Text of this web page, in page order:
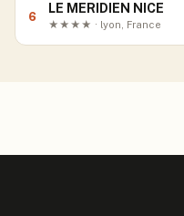
6
LE MERIDIEN NICE
★★★★ · lyon, France